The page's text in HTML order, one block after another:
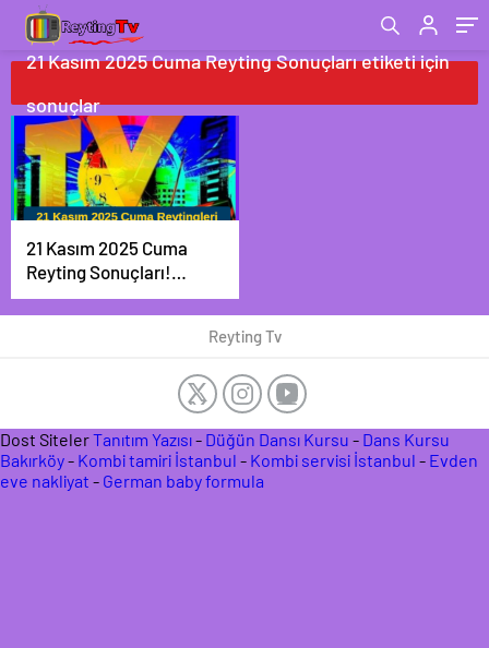
21 Kasım 2025 Cuma Reyting Sonuçları etiketi için
sonuçlar
21 Kasım 2025 Cuma
Reyting Sonuçları!
Taşacak Bu Deniz,
Arka Sokaklar ve
Reyting Tv
Dost SitelerTanıtım Yazısı- Düğün Dansı Kursu - Dans Kursu
Bakırköy- Kombi tamiri İstanbul - Kombi servisi İstanbul - Evden
eve nakliyat - German baby formula